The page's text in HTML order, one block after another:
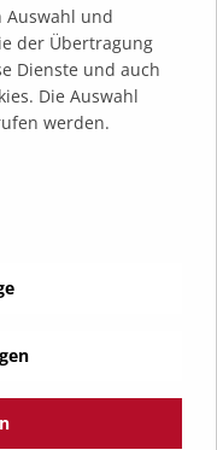
Luftröhre.
sowie
im Schlaf.
im Ohr und
Auswahl und
der Übertragung
Dienste und auch
Die Auswahl
werden.